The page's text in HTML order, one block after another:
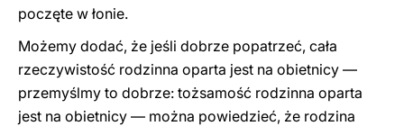
poczęte w łonie.
Możemy dodać, że jeśli dobrze popatrzeć, cała
rzeczywistość rodzinna oparta jest na obietnicy —
przemyślmy to dobrze: tożsamość rodzinna oparta
jest na obietnicy — można powiedzieć, że rodzina